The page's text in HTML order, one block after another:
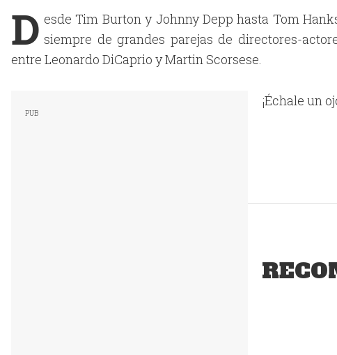
D esde Tim Burton y Johnny Depp hasta Tom
siempre de grandes parejas de directores-
entre Leonardo DiCaprio y Martin Scorsese.
¡Échale un